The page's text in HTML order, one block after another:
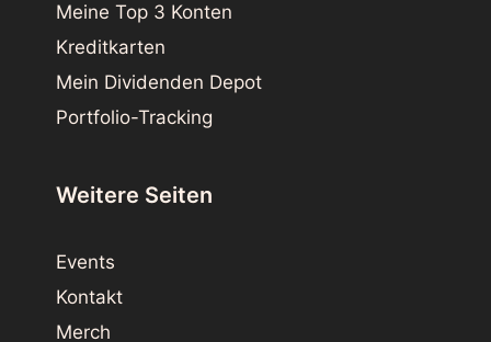
Meine Top 3 Konten
Kreditkarten
Mein Dividenden Depot
Portfolio-Tracking
Weitere Seiten
Events
Kontakt
Merch